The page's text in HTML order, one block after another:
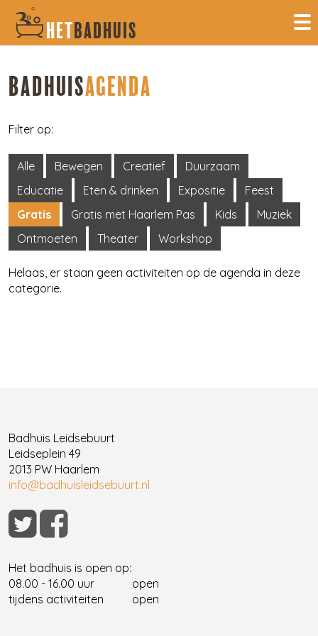
HETBADHUIS
BADHUISAGENDA
Filter op:
Alle Bewegen Creatief
Duurzaam
Educatie
Eten & drinken Expositie
Feest
Gratis
Gratis met Haarlem Pas Kids
Muziek
Ontmoeten
Theater Workshop
Helaas, er staan geen activiteiten op de agenda in deze
categorie.
Badhuis Leidsebuurt
Leidseplein 49
2013 PW Haarlem
info@badhuisleidsebuurt.nl
Het badhuis is open op:
08.00 - 16.00 uur
open
tijdens activiteiten
open